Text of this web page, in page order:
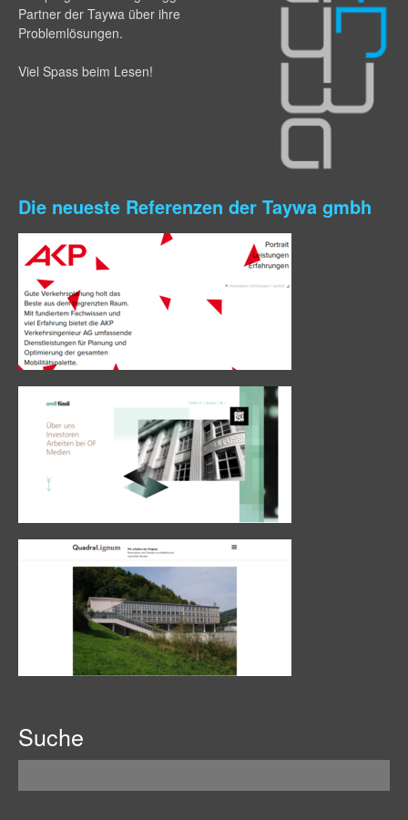
Partner der Taywa über ihre
Problemlösungen.
Viel Spass beim Lesen!
Suche